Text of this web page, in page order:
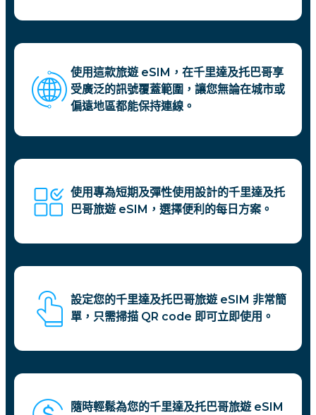
使用這款旅遊 eSIM，在千里達及托巴哥享
受廣泛的訊號覆蓋範圍，讓您無論在城市或
偏遠地區都能保持連線。
使用專為短期及彈性使用設計的千里達及托
巴哥旅遊 eSIM，選擇便利的每日方案。
設定您的千里達及托巴哥旅遊 eSIM 非常簡
單，只需掃描 QR code 即可立即使用。
隨時輕鬆為您的千里達及托巴哥旅遊 eSIM